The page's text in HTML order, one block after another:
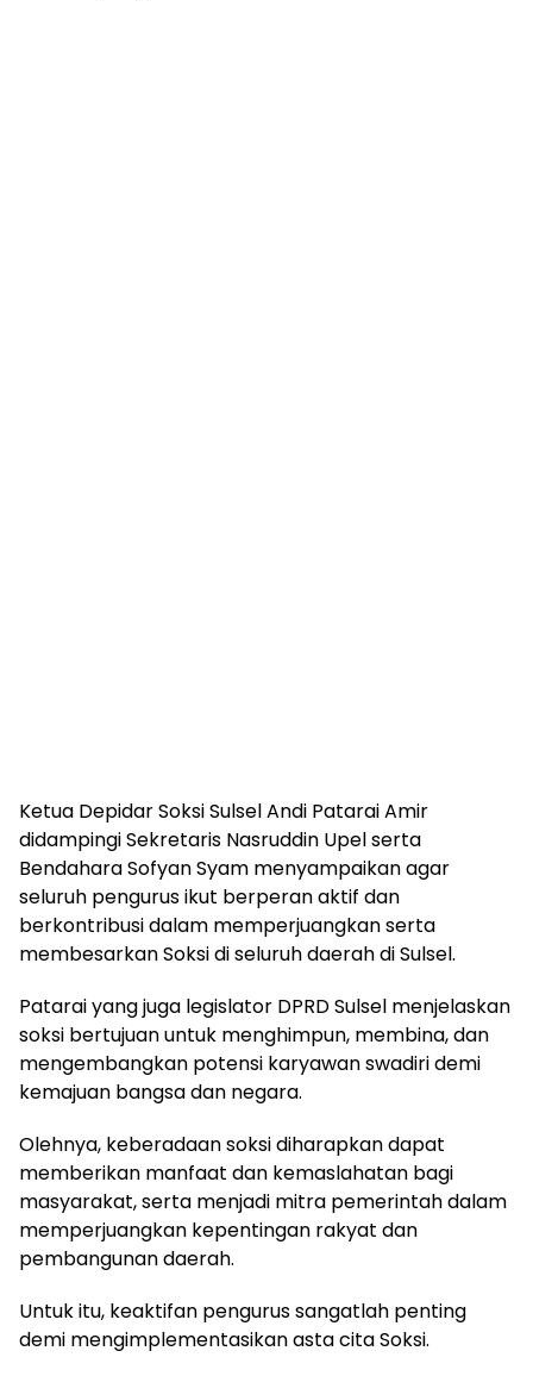
Ketua Depidar Soksi Sulsel Andi Patarai Amir
didampingi Sekretaris Nasruddin Upel serta
Bendahara Sofyan Syam menyampaikan agar
seluruh pengurus ikut berperan aktif dan
berkontribusi dalam memperjuangkan serta
membesarkan Soksi di seluruh daerah di Sulsel.
Patarai yang juga legislator DPRD Sulsel menjelaskan
soksi bertujuan untuk menghimpun, membina, dan
mengembangkan potensi karyawan swadiri demi
kemajuan bangsa dan negara.
Olehnya, keberadaan soksi diharapkan dapat
memberikan manfaat dan kemaslahatan bagi
masyarakat, serta menjadi mitra pemerintah dalam
memperjuangkan kepentingan rakyat dan
pembangunan daerah.
Untuk itu, keaktifan pengurus sangatlah penting
demi mengimplementasikan asta cita Soksi.